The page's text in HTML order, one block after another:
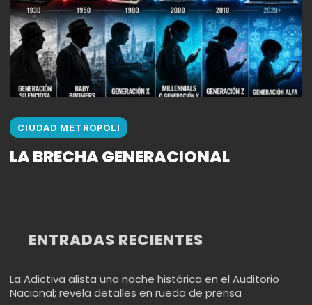
CIUDAD METROPOLI
LA BRECHA GENERACIONAL
ENTRADAS RECIENTES
La Adictiva alista una noche histórica en el Auditorio
Nacional; revela detalles en rueda de prensa